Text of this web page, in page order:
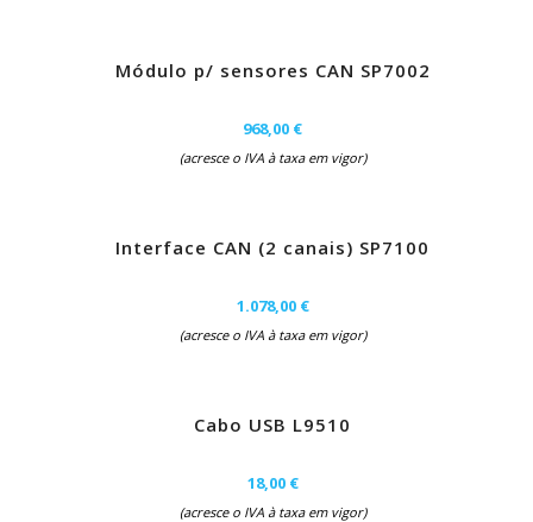
Módulo p/ sensores CAN SP7002
968,00 €
(acresce o IVA à taxa em vigor)
Interface CAN (2 canais) SP7100
1.078,00 €
(acresce o IVA à taxa em vigor)
Cabo USB L9510
18,00 €
(acresce o IVA à taxa em vigor)